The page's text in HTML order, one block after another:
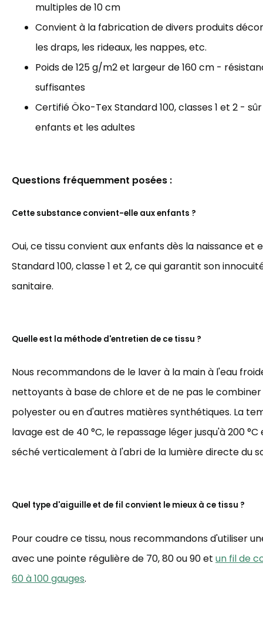
multiples de 10 cm
Convient à la fabrication de divers produits
les draps, les rideaux, les nappes, etc.
Poids de 125 g/m2 et largeur de 160 cm -
suffisantes
Certifié Öko-Tex Standard 100, classes 1 et 2 -
enfants et les adultes
Questions fréquemment posées :
Cette substance convient-elle aux enfants ?
Oui, ce tissu convient aux enfants dès la naissance et
Standard 100, classe 1 et 2, ce qui garantit son
sanitaire.
Quelle est la méthode d'entretien de ce tissu ?
Nous recommandons de le laver à la main à l'eau
nettoyants à base de chlore et de ne pas le
polyester ou en d'autres matières synthétiques. La
lavage est de 40 °C, le repassage léger jusqu'à 200
séché verticalement à l'abri de la lumière directe du
Quel type d'aiguille et de fil convient le mieux à ce tissu ?
Pour coudre ce tissu, nous recommandons d'utiliser
avec une pointe régulière de 70, 80 ou 90 et un fil de
60 à 100 gauges.